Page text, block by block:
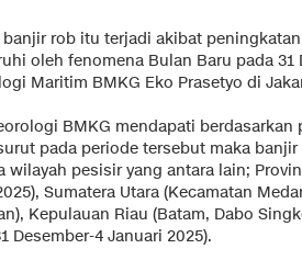
rob itu terjadi akibat
oleh fenomena Bulan Baru pada 31
Maritim BMKG Eko Prasetyo di
BMKG mendapati
pada periode tersebut maka
wilayah pesisir yang antara lain;
Sumatera Utara (Kecamatan
Kepulauan Riau (Batam, Dabo
Desember-4 Januari 2025).